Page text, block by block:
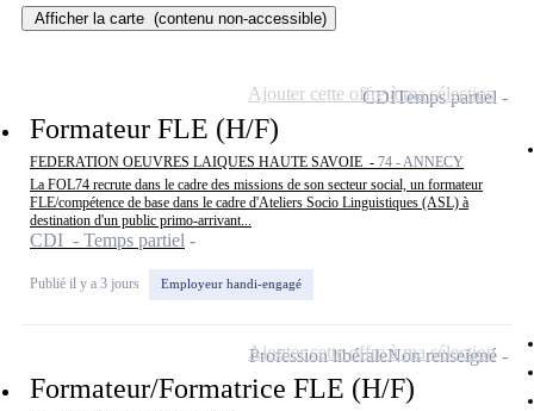
Afficher la carte (contenu non-accessible)
Formateur FLE (H/F)
FEDERATION OEUVRES LAIQUES HAUTE SAVOIE - 74 - ANNECY
La FOL74 recrute dans le cadre des missions de son secteur social, un formateur
FLE/compétence de base dans le cadre d'Ateliers Socio Linguistiques (ASL) à
destination d'un public primo-arrivant...
CDI - Temps partiel
Publié il y a 3 jours Employeur handi-engagé
CDITemps partiel
Ajouter cette offre à ma sélection
Formateur/Formatrice FLE (H/F)
Profession libéraleNon renseigné
Ajouter cette offre à ma sélection